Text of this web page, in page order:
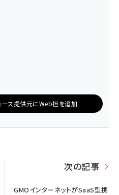
ース提供元にWeb担を追加
次の記事
GMOインターネットがSaaS型携